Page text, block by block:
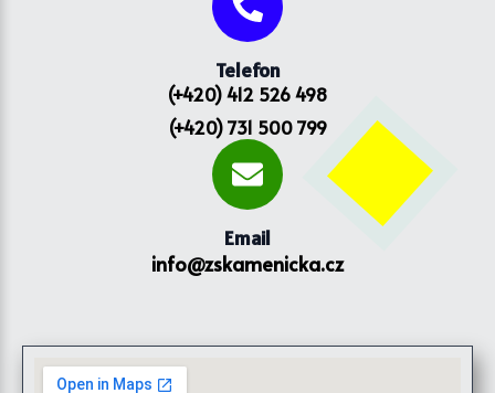
Telefon
(+420) 412 526 498
(+420) 731 500 799
Email
info@zskamenicka.cz